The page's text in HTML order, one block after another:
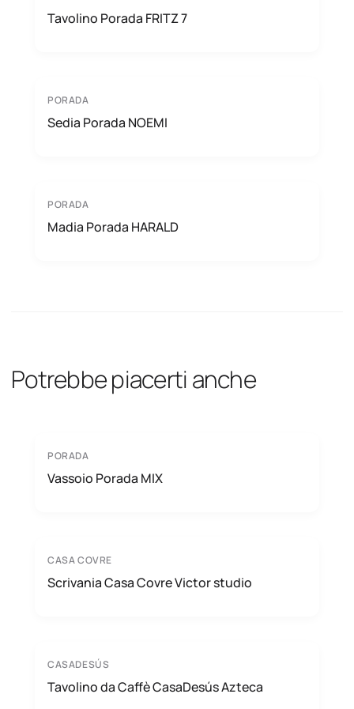
Tavolino Porada FRITZ 7
PORADA
Sedia Porada NOEMI
PORADA
Madia Porada HARALD
Potrebbe piacerti anche
PORADA
Vassoio Porada MIX
CASA COVRE
Scrivania Casa Covre Victor studio
CASADESÚS
Tavolino da Caffè CasaDesús Azteca